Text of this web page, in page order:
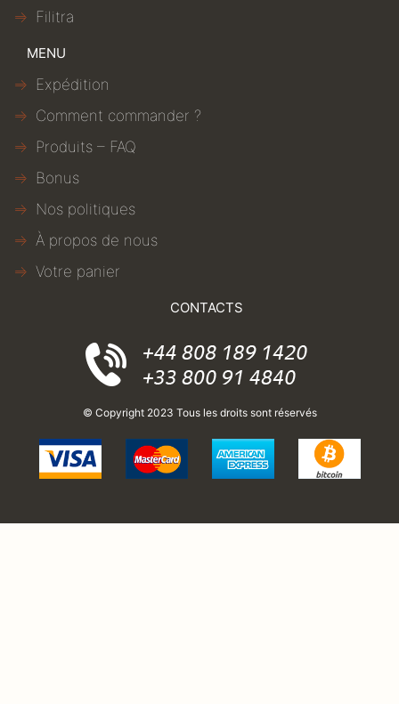
Filitra
MENU
Expédition
Comment commander ?
Produits – FAQ
Bonus
Nos politiques
À propos de nous
Votre panier
CONTACTS
© Copyright 2023 Tous les droits sont réservés